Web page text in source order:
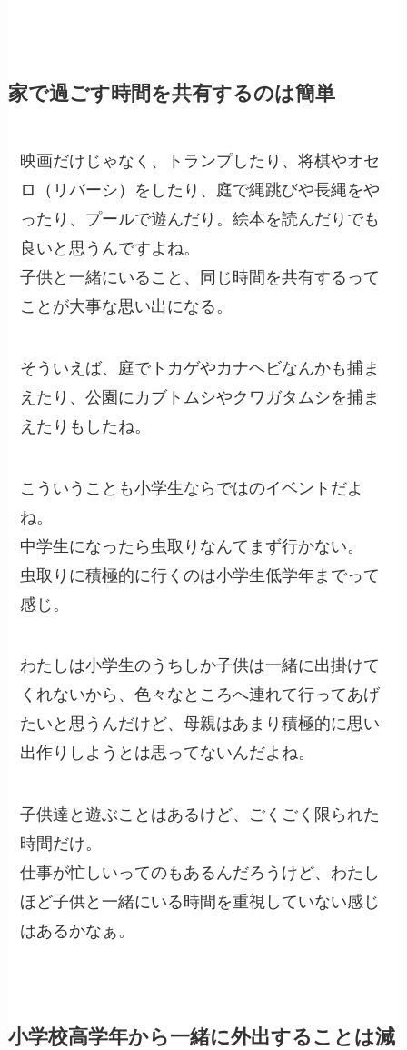
家で過ごす時間を共有するのは簡単
映画だけじゃなく、トランプしたり、将棋やオセ
ロ（リバーシ）をしたり、庭で縄跳びや長縄をや
ったり、プールで遊んだり。絵本を読んだりでも
良いと思うんですよね。
子供と一緒にいること、同じ時間を共有するって
ことが大事な思い出になる。
そういえば、庭でトカゲやカナヘビなんかも捕ま
えたり、公園にカブトムシやクワガタムシを捕ま
えたりもしたね。
こういうことも小学生ならではのイベントだよ
ね。
中学生になったら虫取りなんてまず行かない。
虫取りに積極的に行くのは小学生低学年までって
感じ。
わたしは小学生のうちしか子供は一緒に出掛けて
くれないから、色々なところへ連れて行ってあげ
たいと思うんだけど、母親はあまり積極的に思い
出作りしようとは思ってないんだよね。
子供達と遊ぶことはあるけど、ごくごく限られた
時間だけ。
仕事が忙しいってのもあるんだろうけど、わたし
ほど子供と一緒にいる時間を重視していない感じ
はあるかなぁ。
小学校高学年から一緒に外出することは減